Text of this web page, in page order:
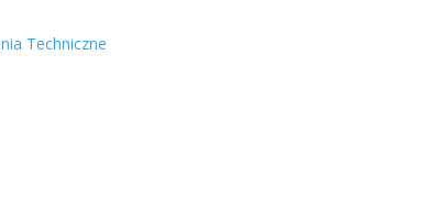
Techniczne